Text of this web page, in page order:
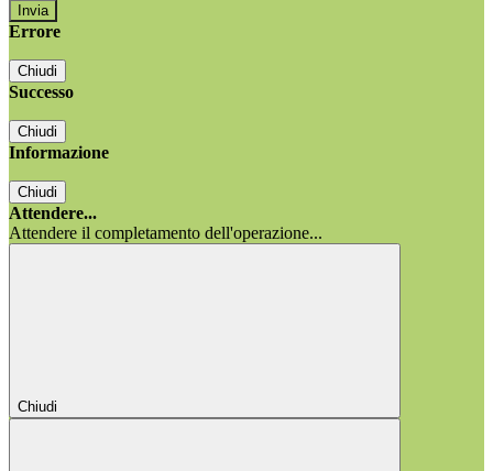
Errore
Chiudi
Successo
Chiudi
Informazione
Chiudi
Attendere...
Attendere il completamento dell'operazione...
Chiudi